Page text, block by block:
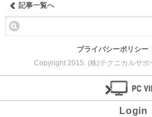
記事一覧へ
プライバシーポリシー
Copyright 2015. (株)テクニカルサ
Login